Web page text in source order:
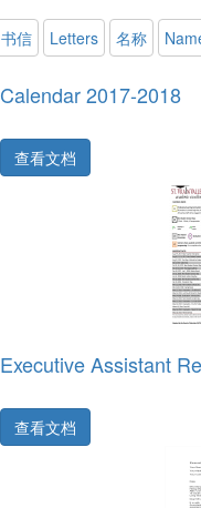
书信 Letters 名称
Calendar 2017-2018
查看文档
Executive Assistant
查看文档